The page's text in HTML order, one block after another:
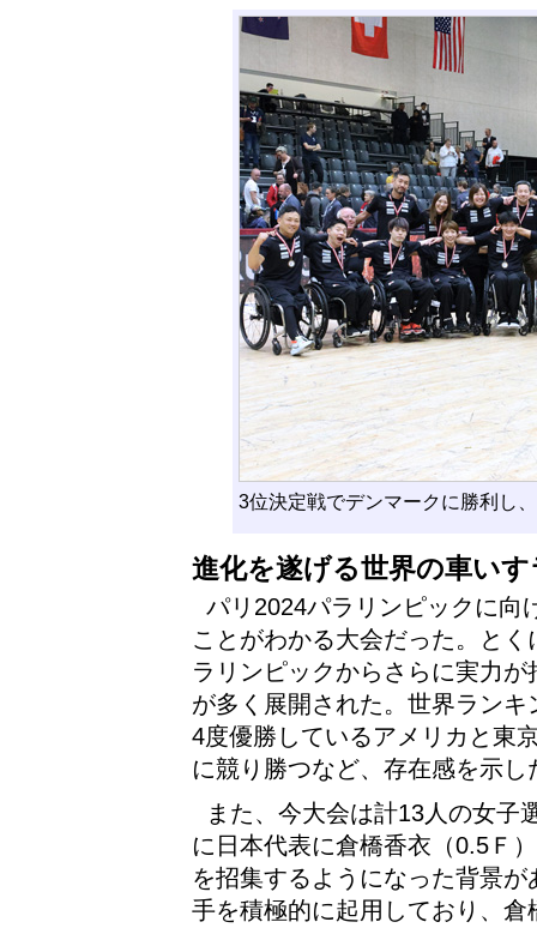
3位決定戦でデンマークに勝利し
進化を遂げる世界の車い
パリ2024パラリンピックに向
ことがわかる大会だった。と
ラリンピックからさらに実力
が多く展開された。世界ラン
4度優勝しているアメリカと東
に競り勝つなど、存在感を示し
また、今大会は計13人の女子
に日本代表に倉橋香衣（0.5Ｆ
を招集するようになった背景
手を積極的に起用しており、